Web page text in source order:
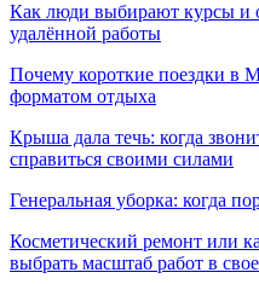
Как люди выбирают курсы и
удалённой работы
Почему короткие поездки в
форматом отдыха
Крыша дала течь: когда
справиться своими силами
Генеральная уборка: когда
Косметический ремонт или
выбрать масштаб работ в